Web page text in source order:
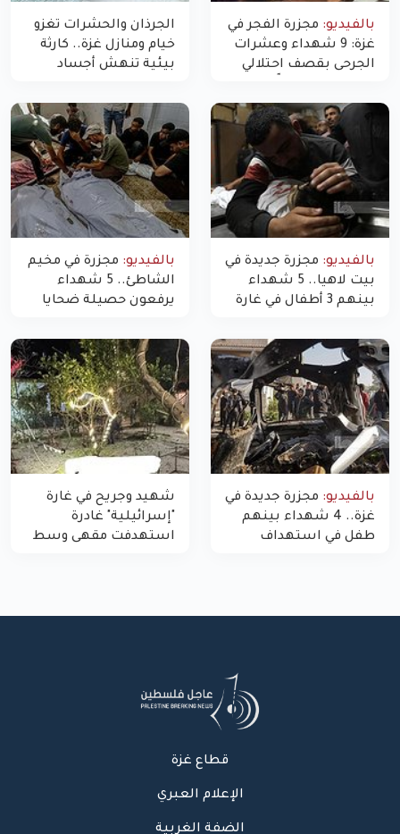
بالفيديو: مجزرة الفجر في
غزة: 9 شهداء وعشرات
الجرحى بقصف احتلالي
الجرذان والحشرات تغزو
خيام ومنازل غزة.. كارثة
بيئية تنهش أجساد
بالفيديو: مجزرة جديدة في
بيت لاهيا.. 5 شهداء
بينهم 3 أطفال في غارة
غزة
بالفيديو: مجزرة في مخيم
الشاطئ.. 5 شهداء
يرفعون حصيلة ضحايا
بالفيديو: مجزرة جديدة في
غزة.. 4 شهداء بينهم
طفل في استهداف
شهيد وجريح في غارة
"إسرائيلية" غادرة
استهدفت مقهى وسط
قطاع غزة
الإعلام العبري
الضفة الغربية